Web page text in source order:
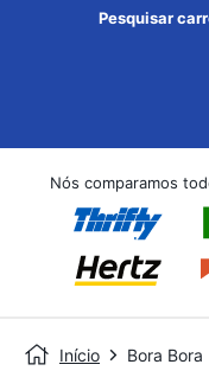
Pesquisar
Nós comparamos
Início Bora Bora